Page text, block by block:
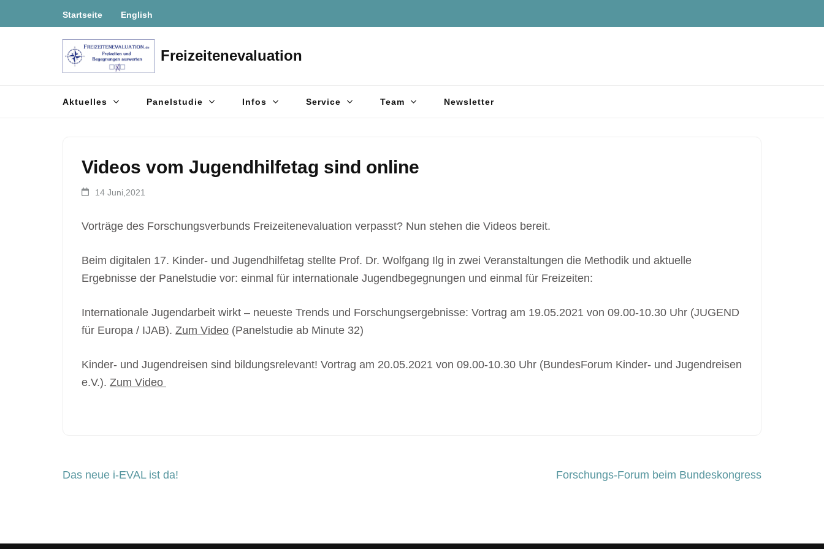
Inhalt
Startseite English
Freizeitenevaluation
Aktuelles Panelstudie Infos Service Team Newsletter
Videos vom Jugendhilfetag sind online
14 Juni,2021
Vorträge des Forschungsverbunds Freizeitenevaluation verpasst? Nun stehen die Videos bereit.
Beim digitalen 17. Kinder- und Jugendhilfetag stellte Prof. Dr. Wolfgang Ilg in zwei Veranstaltungen die Methodik und aktuelle
Ergebnisse der Panelstudie vor: einmal für internationale Jugendbegegnungen und einmal für Freizeiten:
Internationale Jugendarbeit wirkt – neueste Trends und Forschungsergebnisse: Vortrag am 19.05.2021 von 09.00-10.30 Uhr (JUGEND
für Europa / IJAB). Zum Video (Panelstudie ab Minute 32)
Kinder- und Jugendreisen sind bildungsrelevant! Vortrag am 20.05.2021 von 09.00-10.30 Uhr (BundesForum Kinder- und Jugendreisen
e.V.). Zum Video
Beitragsnavigation
Das neue i-EVAL ist da! Forschungs-Forum beim Bundeskongress